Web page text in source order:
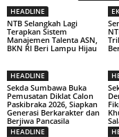
HEADLINE
NTB Selangkah Lagi
Terapkan Sistem
Manajemen Talenta ASN,
BKN RI Beri Lampu Hijau
HEADLINE
Sekda Sumbawa Buka
Pemusatan Diklat Calon
Paskibraka 2026, Siapkan
Generasi Berkarakter dan
Berjiwa Pancasila
HEADLINE